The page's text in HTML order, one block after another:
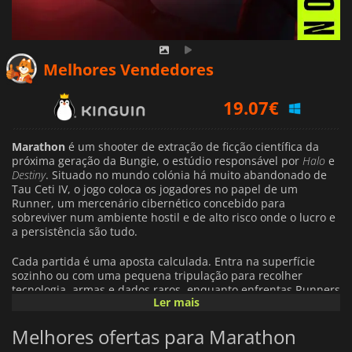
Melhores Vendedores
19.07€
19.52€
23.39€
Marathon é um shooter de extração de ficção científica da
próxima geração da Bungie, o estúdio responsável por Halo e
Destiny. Situado no mundo colónia há muito abandonado de
Tau Ceti IV, o jogo coloca os jogadores no papel de um
Runner, um mercenário cibernético concebido para
sobreviver num ambiente hostil e de alto risco onde o lucro e
a persistência são tudo.
Cada partida é uma aposta calculada. Entra na superfície
sozinho ou com uma pequena tripulação para recolher
tecnologia, armas e dados raros, enquanto enfrentas Runners
inimigos, facções de IA agressivas e perigos ambientais
enfatizando o uso de armas fortes, o posicionamento tático e
a gestão inteligente de recursos. Extrai com sucesso para
Ler mais
Melhores ofertas para Marathon